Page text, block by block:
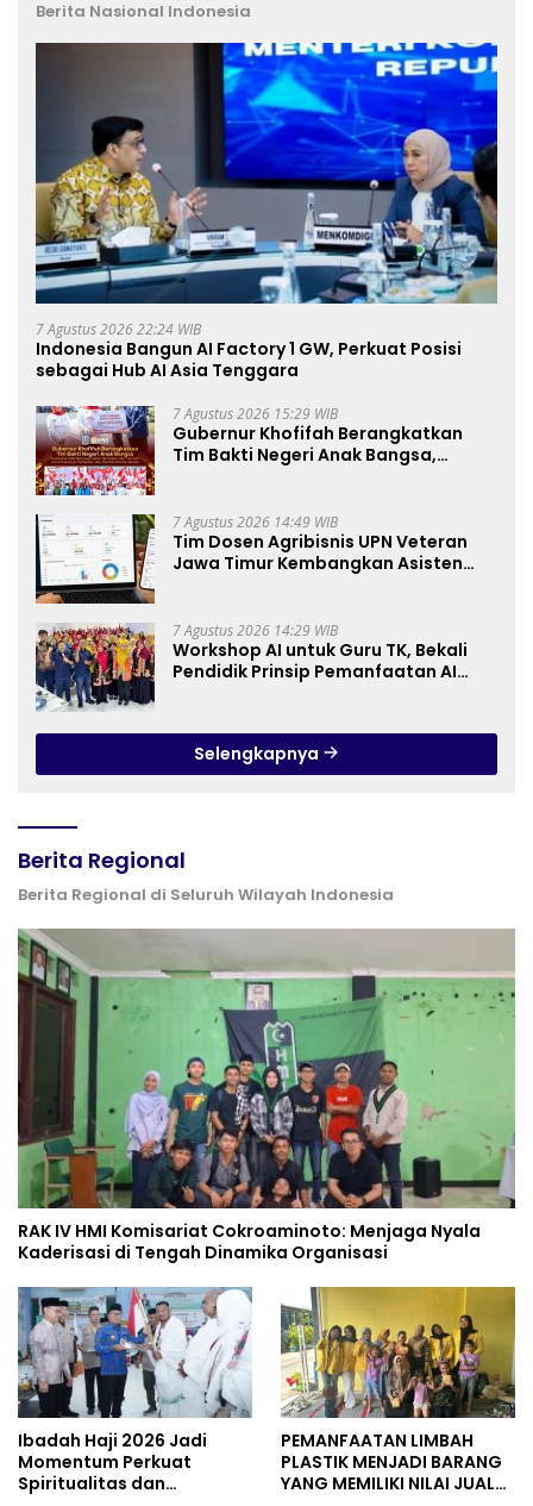
Berita Nasional Indonesia
7 Agustus 2026 22:24 WIB
Indonesia Bangun AI Factory 1 GW, Perkuat Posisi
sebagai Hub AI Asia Tenggara
7 Agustus 2026 15:29 WIB
Gubernur Khofifah Berangkatkan
Tim Bakti Negeri Anak Bangsa,
Kemerdekaan
7 Agustus 2026 14:49 WIB
Tim Dosen Agribisnis UPN Veteran
Jawa Timur Kembangkan Asisten
7 Agustus 2026 14:29 WIB
Workshop AI untuk Guru TK, Bekali
Pendidik Prinsip Pemanfaatan AI
Selengkapnya
Berita Regional
Berita Regional di Seluruh Wilayah Indonesia
RAK IV HMI Komisariat Cokroaminoto: Menjaga Nyala
Kaderisasi di Tengah Dinamika Organisasi
Ibadah Haji 2026 Jadi
Momentum Perkuat
Spiritualitas dan
PEMANFAATAN LIMBAH
PLASTIK MENJADI BARANG
YANG MEMILIKI NILAI JUAL